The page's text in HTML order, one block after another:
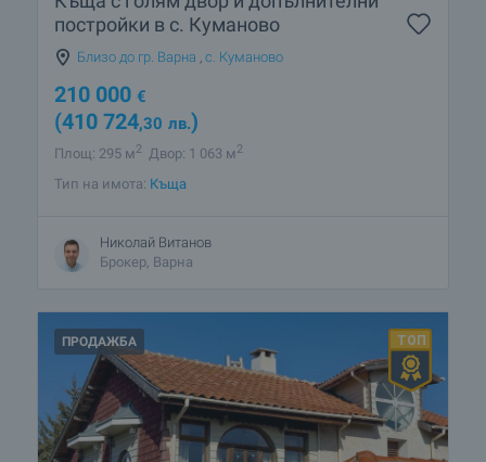
постройки в с. Куманово
Близо до гр. Варна с. Куманово
210 000 €
(410 724,30 лв.)
Площ: 295 м2 Двор: 1 063 м2
Тип на имота: Къща
Николай Витанов
Брокер, Варна
ПРОДАЖБА